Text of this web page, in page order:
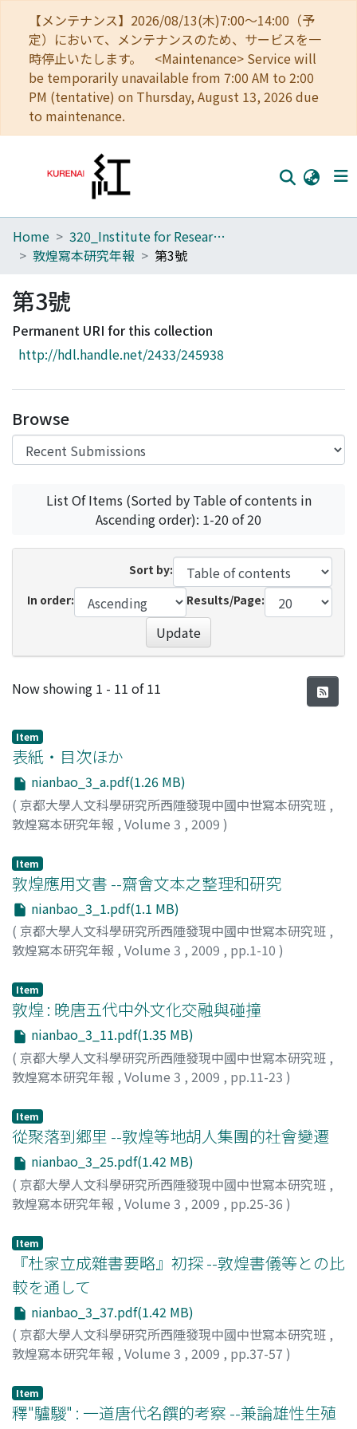
【メンテナンス】2026/08/13(木)7:00～14:00（予
定）において、メンテナンスのため、サービスを一
時停止いたします。 <Maintenance> Service will
be temporarily unavailable from 7:00 AM to 2:00
PM (tentative) on Thursday, August 13, 2026 due
to maintenance.
Home
Browse
Download Ranking
Access Statistics
Home
320_Institute for Research in Humanities
敦煌寫本研究年報
第3號
第3號
Permanent URI for this collection
http://hdl.handle.net/2433/245938
Browse
List Of Items (Sorted by Table of contents in
Ascending order): 1-20 of 20
Sort by:
In order:
Results/Page:
Update
Recent Submissions
Now showing 1 - 11 of 11
Item
表紙・目次ほか
nianbao_3_a.pdf(1.26 MB)
( 京都大學人文科學研究所西陲發現中國中世寫本研究班 ,
敦煌寫本研究年報 , Volume 3 , 2009 )
Item
敦煌應用文書 --齋會文本之整理和研究
nianbao_3_1.pdf(1.1 MB)
( 京都大學人文科學研究所西陲發現中國中世寫本研究班 ,
敦煌寫本研究年報 , Volume 3 , 2009 , pp.1-10 )
Item
敦煌 : 晚唐五代中外文化交融與碰撞
nianbao_3_11.pdf(1.35 MB)
( 京都大學人文科學研究所西陲發現中國中世寫本研究班 ,
敦煌寫本研究年報 , Volume 3 , 2009 , pp.11-23 )
Item
從聚落到郷里 --敦煌等地胡人集團的社會變遷
nianbao_3_25.pdf(1.42 MB)
( 京都大學人文科學研究所西陲發現中國中世寫本研究班 ,
敦煌寫本研究年報 , Volume 3 , 2009 , pp.25-36 )
Item
『杜家立成雜書要略』初探 --敦煌書儀等との比
較を通して
nianbao_3_37.pdf(1.42 MB)
( 京都大學人文科學研究所西陲發現中國中世寫本研究班 ,
敦煌寫本研究年報 , Volume 3 , 2009 , pp.37-57 )
Item
釋"驢騣" : 一道唐代名饌的考察 --兼論雄性生殖